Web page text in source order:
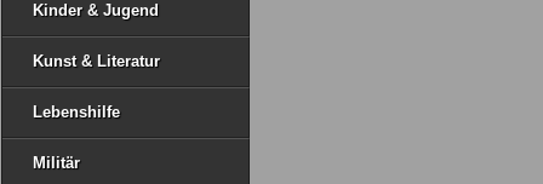
Kinder & Jugend
Kunst & Literatur
Lebenshilfe
Militär